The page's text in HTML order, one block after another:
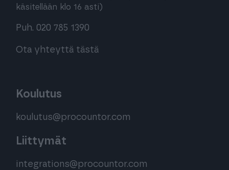
käsitellään klo 16 asti)
Puh. 020 785 1390
Ota yhteyttä tästä
Koulutus
koulutus@procountor.com
Liittymät
integrations@procountor.com